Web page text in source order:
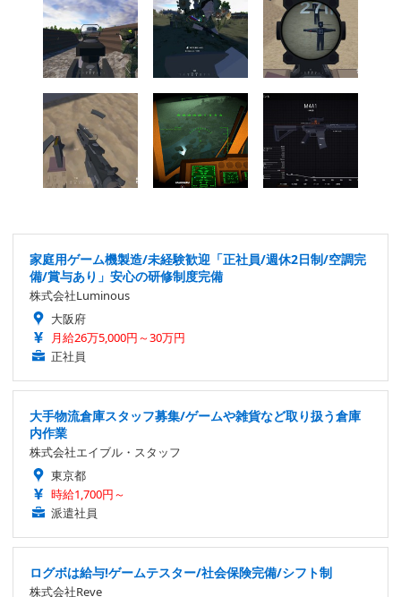
家庭用ゲーム機製造/未経験歓迎「正社員/週休2日制/空調完
備/賞与あり」安心の研修制度完備
株式会社Luminous
大阪府
月給26万5,000円～30万円
正社員
大手物流倉庫スタッフ募集/ゲームや雑貨など取り扱う倉庫
内作業
株式会社エイブル・スタッフ
東京都
時給1,700円～
派遣社員
ログボは給与!ゲームテスター/社会保険完備/シフト制
株式会社Reve